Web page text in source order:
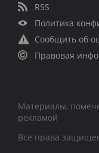
RSS
Политика
Сообщить об
Правовая
Материалы,
рекламой
Все права